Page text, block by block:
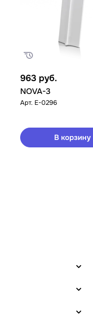
963 руб.
NOVA-3
Арт. E-0296
В корзину